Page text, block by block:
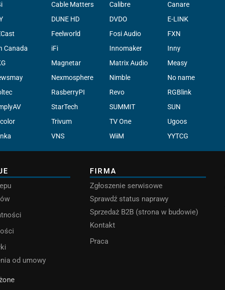
Cable Matters Calibre Canare
DUNE HD DVDO E-LINK
Feelworld Fosi Audio FXN
Canada iFi Innomaker Inny
Magnetar Matrix Audio Measy
Nexmosphere Nimble No name
RasberryPI Revo RGBlink
StarTech SUMMIT SUN
Trivum TV One Ugoos
VNS WiiM YYTCG
od umowy
FIRMA
Zgłoszenie serwisowe
Sprawdź status naprawy
Sprzedaż B2B (strona w budowie)
Kontakt
Praca